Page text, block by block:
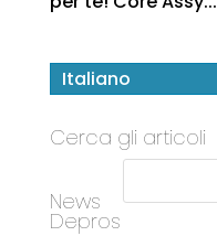
Italiano
Cerca gli articoli
News
Depros